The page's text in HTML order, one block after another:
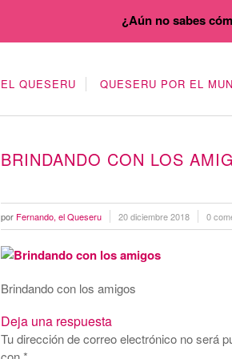
EL QUESERU QUESERU POR EL
BRINDANDO CON LOS
por Fernando, el Queseru 20 diciembre 2018 0
Brindando con los amigos
Deja una respuesta
Tu dirección de correo electrónico no será
¿Aún no sabes